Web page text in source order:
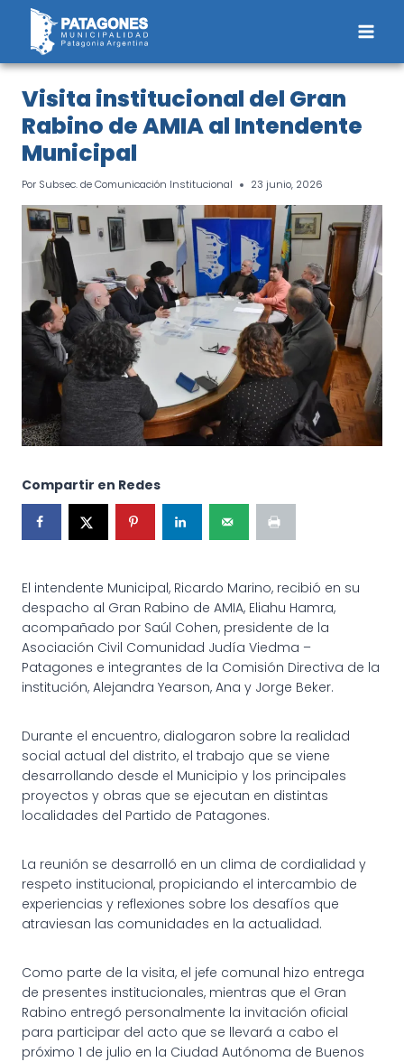
Saltar
contenido
Visita institucional del Gran
Rabino de AMIA al Intendente
Municipal
Por Subsec. de Comunicación Institucional 23 junio, 2026
Compartir en Redes
El intendente Municipal, Ricardo Marino, recibió en su
despacho al Gran Rabino de AMIA, Eliahu Hamra,
acompañado por Saúl Cohen, presidente de la
Asociación Civil Comunidad Judía Viedma –
Patagones e integrantes de la Comisión Directiva de la
institución, Alejandra Yearson, Ana y Jorge Beker.
Durante el encuentro, dialogaron sobre la realidad
social actual del distrito, el trabajo que se viene
desarrollando desde el Municipio y los principales
proyectos y obras que se ejecutan en distintas
localidades del Partido de Patagones.
La reunión se desarrolló en un clima de cordialidad y
respeto institucional, propiciando el intercambio de
experiencias y reflexiones sobre los desafíos que
atraviesan las comunidades en la actualidad.
Como parte de la visita, el jefe comunal hizo entrega
de presentes institucionales, mientras que el Gran
Rabino entregó personalmente la invitación oficial
para participar del acto que se llevará a cabo el
próximo 1 de julio en la Ciudad Autónoma de Buenos